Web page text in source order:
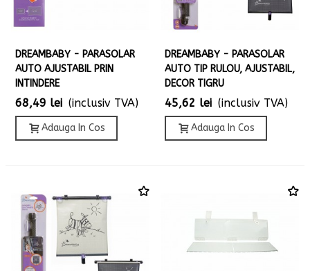
DREAMBABY - PARASOLAR
AUTO AJUSTABIL PRIN
INTINDERE
68,49 lei (inclusiv TVA)
Adauga In Cos
DREAMBABY - PARASOLAR
AUTO TIP RULOU, AJUSTABIL,
DECOR TIGRU
45,62 lei (inclusiv TVA)
Adauga In Cos